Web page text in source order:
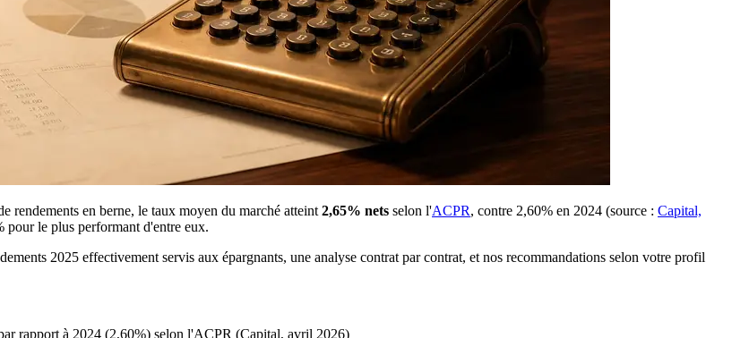
rendements en berne, le taux moyen du marché atteint 2,65% nets selon l'ACPR, contre 2,60% en 2024 (source : Capital,
pour le plus performant d'entre eux.
2025 effectivement servis aux épargnants, une analyse contrat par contrat, et nos recommandations selon votre profil
rapport à 2024 (2,60%) selon l'ACPR (Capital, avril 2026)